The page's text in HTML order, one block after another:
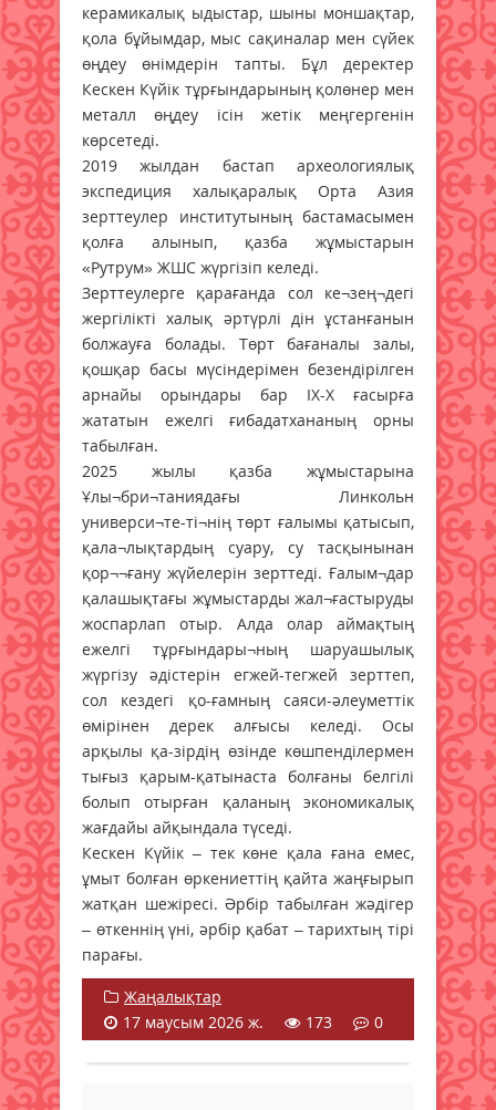
керамикалық ыдыстар, шыны моншақтар,
қола бұйымдар, мыс сақиналар мен сүйек
өңдеу өнімдерін тапты. Бұл деректер
Кескен Күйік тұрғындарының қолөнер мен
металл өңдеу ісін жетік меңгергенін
көрсетеді.
2019 жылдан бастап археологиялық
экспедиция халықаралық Орта Азия
зерттеулер институтының бастамасымен
қолға алынып, қазба жұмыстарын
«Рутрум» ЖШС жүргізіп келеді.
Зерттеулерге қарағанда сол ке¬зең¬дегі
жергілікті халық әртүрлі дін ұстанғанын
болжауға болады. Төрт бағаналы залы,
қошқар басы мүсіндерімен безендірілген
арнайы орындары бар IX-X ғасырға
жататын ежелгі ғибадатхананың орны
табылған.
2025 жылы қазба жұмыстарына
Ұлы¬бри¬таниядағы Линкольн
универси¬те-ті¬нің төрт ғалымы қатысып,
қала¬лықтардың суару, су тасқынынан
қор¬¬ғану жүйелерін зерттеді. Ғалым¬дар
қалашықтағы жұмыстарды жал¬ғастыруды
жоспарлап отыр. Алда олар аймақтың
ежелгі тұрғындары¬ның шаруашылық
жүргізу әдістерін егжей-тегжей зерттеп,
сол кездегі қо-ғамның саяси-әлеуметтік
өмірінен дерек алғысы келеді. Осы
арқылы қа-зірдің өзінде көшпенділермен
тығыз қарым-қатынаста болғаны белгілі
болып отырған қаланың экономикалық
жағдайы айқындала түседі.
Кескен Күйік – тек көне қала ғана емес,
ұмыт болған өркениеттің қайта жаңғырып
жатқан шежіресі. Әрбір табылған жәдігер
– өткеннің үні, әрбір қабат – тарихтың тірі
парағы.
Жаңалықтар
17 маусым 2026 ж.
173 0